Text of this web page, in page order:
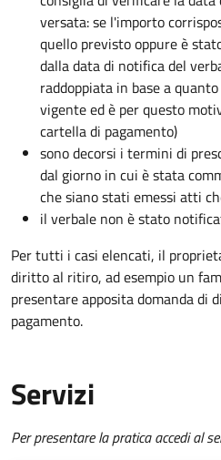
versata: se l'importo
quello previsto oppure è
dalla data di notifica del
raddoppiata in base a
vigente ed è per questo
cartella di pagamento)
sono decorsi i termini di
dal giorno in cui è stata
che siano stati emessi atti
il verbale non è stato
Per tutti i casi elencati, il
diritto al ritiro, ad esempio un
presentare apposita domanda di
pagamento.
Servizi
Per presentare la pratica accedi al